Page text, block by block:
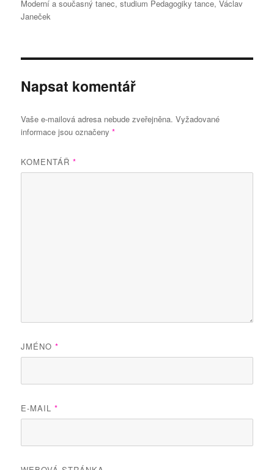
Moderní a současný tanec,studium Pedagogiky tance,Václav
Janeček
Napsat komentář
Vaše e-mailová adresa nebude zveřejněna. Vyžadované
informace jsou označeny*
KOMENTÁŘ*
JMÉNO*
E-MAIL*